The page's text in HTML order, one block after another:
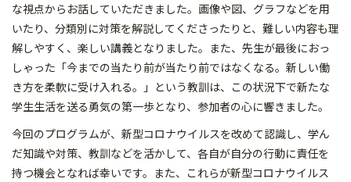
な視点からお話していただきました。画像や図、グラフなどを用
いたり、分類別に対策を解説してくださったりと、難しい内容も理
解しやすく、楽しい講義となりました。また、先生が最後におっ
しゃった「今までの当たり前が当たり前ではなくなる。新しい働
き方を柔軟に受け入れる。」という教訓は、この状況下で新たな
学生生活を送る勇気の第一歩となり、参加者の心に響きました。
今回のプログラムが、新型コロナウイルスを改めて認識し、学ん
だ知識や対策、教訓などを活かして、各自が自分の行動に責任を
持つ機会となれば幸いです。また、これらが新型コロナウイルス